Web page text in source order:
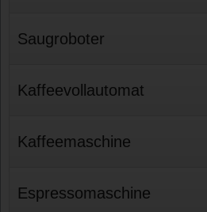
Saugroboter
Kaffeevollautomat
Kaffeemaschine
Espressomaschine